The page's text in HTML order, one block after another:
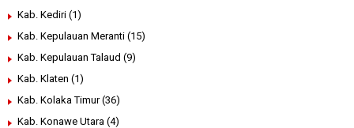
Kab. Kediri (1)
Kab. Kepulauan Meranti (15)
Kab. Kepulauan Talaud (9)
Kab. Klaten (1)
Kab. Kolaka Timur (36)
Kab. Konawe Utara (4)